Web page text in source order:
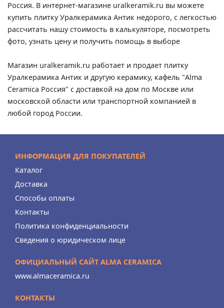
Россия. В интернет-магазине uralkeramik.ru вы можете
купить плитку Уралкерамика Антик недорого, с легкостью
рассчитать нашу стоимость в калькуляторе, посмотреть
фото, узнать цену и получить помощь в выборе
Магазин uralkeramik.ru работает и продает плитку
Уралкерамика Антик и другую керамику, кафель "Alma
Ceramica Россия" с доставкой на дом по Москве или
московской области или транспортной компанией в
любой город России.
ИНФОРМАЦИЯ ДЛЯ ПОКУПАТЕЛЕЙ
Каталог
Доставка
Способы оплаты
Контакты
Политика конфиденциальности
Сведения о юридическом лице
ОФИЦИАЛЬНЫЙ САЙТ ALMA CERAMICA
www.almaceramica.ru
КОНТАКТЫ